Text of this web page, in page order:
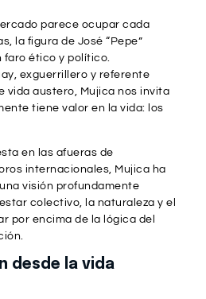
parece ocupar cada
la figura de José “Pepe”
faro ético y político.
exguerrillero y referente
vida austero, Mujica nos invita
tiene valor en la vida: los
en las afueras de
internacionales, Mujica ha
visión profundamente
colectivo, la naturaleza y el
por encima de la lógica del
desde la vida